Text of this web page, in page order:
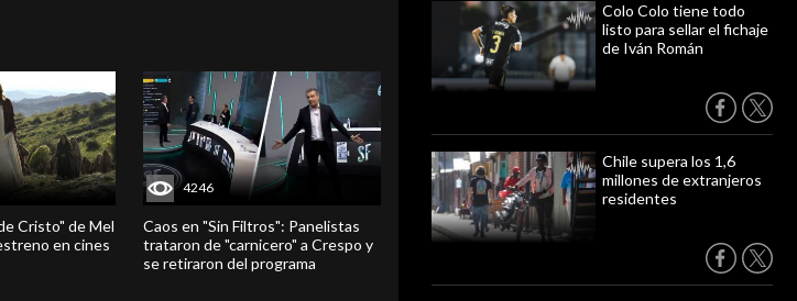
Colo Colo tiene todo
listo para sellar el fichaje
de Iván Román
Chile supera los 1,6
millones de extranjeros
residentes
Cristo" de Mel
en cines
4246
Caos en "Sin Filtros": Panelistas
trataron de "carnicero" a Crespo y
se retiraron del programa